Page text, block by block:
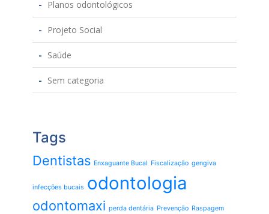
Planos odontológicos
Projeto Social
Saúde
Sem categoria
Tags
Dentistas Enxaguante Bucal Fiscalização gengiva
infecções bucais odontologia
odontomaxi perda dentária Prevenção Raspagem